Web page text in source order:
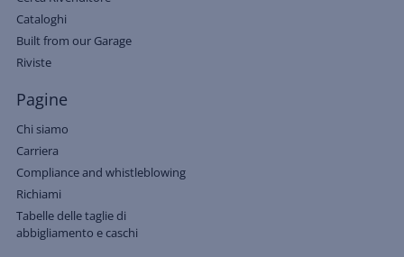
Cataloghi
Built from our Garage
Riviste
Pagine
Chi siamo
Carriera
Compliance and whistleblowing
Richiami
Tabelle delle taglie di
abbigliamento e caschi